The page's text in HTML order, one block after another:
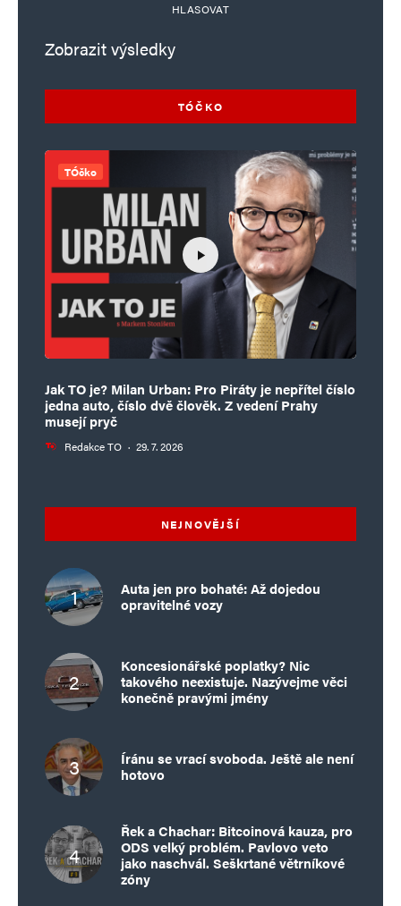
HLASOVAT
Zobrazit výsledky
TÓČKO
TÓčko
Jak TO je? Milan Urban: Pro Piráty je nepřítel číslo
jedna auto, číslo dvě člověk. Z vedení Prahy
musejí pryč
Redakce TO · 29. 7. 2026
NEJNOVĚJŠÍ
Auta jen pro bohaté: Až dojedou
opravitelné vozy
Koncesionářské poplatky? Nic
takového neexistuje. Nazývejme věci
konečně pravými jmény
Íránu se vrací svoboda. Ještě ale není
hotovo
Řek a Chachar: Bitcoinová kauza, pro
ODS velký problém. Pavlovo veto
jako naschvál. Seškrtané větrníkové
zóny